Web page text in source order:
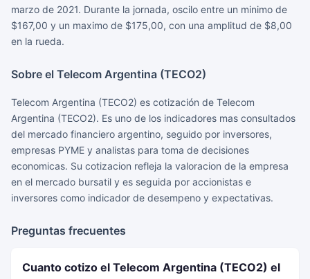
marzo de 2021. Durante la jornada, oscilo entre un minimo de
$167,00 y un maximo de $175,00, con una amplitud de $8,00
en la rueda.
Sobre el Telecom Argentina (TECO2)
Telecom Argentina (TECO2) es cotización de Telecom
Argentina (TECO2). Es uno de los indicadores mas consultados
del mercado financiero argentino, seguido por inversores,
empresas PYME y analistas para toma de decisiones
economicas. Su cotizacion refleja la valoracion de la empresa
en el mercado bursatil y es seguida por accionistas e
inversores como indicador de desempeno y expectativas.
Preguntas frecuentes
Cuanto cotizo el Telecom Argentina (TECO2) el